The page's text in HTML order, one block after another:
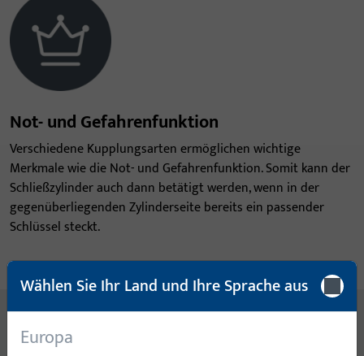
Not- und Gefahrenfunktion
Verschiedene Kupplungsarten ermöglichen wichtige
Merkmale wie die Not- und Gefahrenfunktion. Somit kann der
Schließzylinder auch dann betätigt werden, wenn in der
gegenüberliegenden Zylinderseite bereits ein passender
Schlüssel steckt.
SPEZIFIKATIONEN IM ÜBERBLICK
Wählen Sie Ihr Land und Ihre Sprache aus
Europa